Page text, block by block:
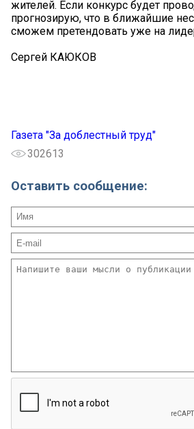
жителей. Если конкурс будет
прогнозирую, что в ближайшие
сможем претендовать уже на
Сергей КАЮКОВ
Газета "За доблестный труд"
302613
Оставить сообщение: